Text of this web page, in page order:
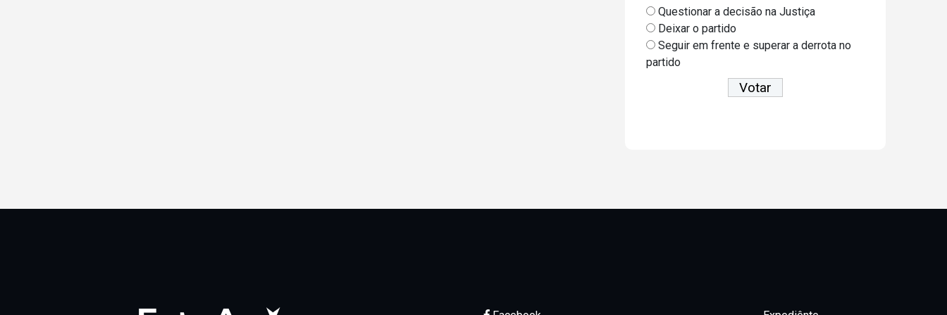
Questionar a decisão na Justiça
Deixar o partido
Seguir em frente e superar a derrota no
partido